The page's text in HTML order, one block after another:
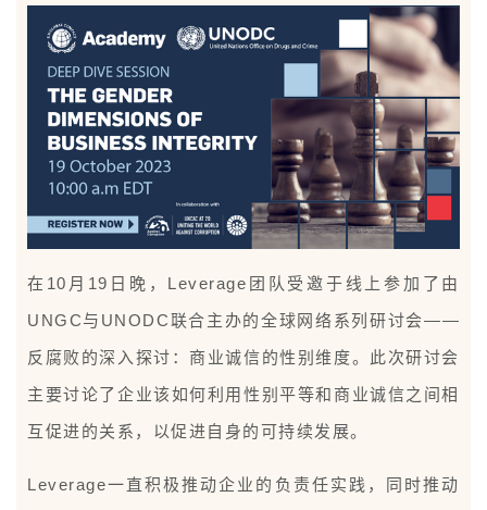
在10月19日晚，Leverage团队受邀于线上参加了由
UNGC与UNODC联合主办的全球网络系列研讨会——
反腐败的深入探讨：商业诚信的性别维度。此次研讨会
主要讨论了企业该如何利用性别平等和商业诚信之间相
互促进的关系，以促进自身的可持续发展。
Leverage一直积极推动企业的负责任实践，同时推动